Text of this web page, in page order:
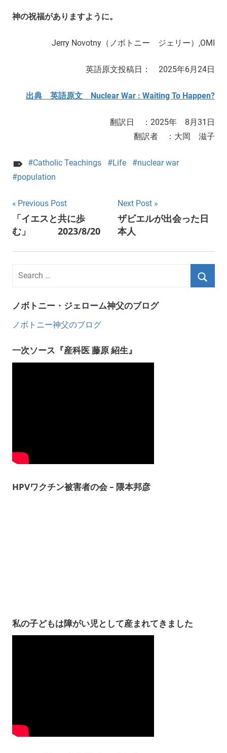
神の祝福がありますように。
Jerry Novotny（ノボトニー ジェリー）,OMI
英語原文投稿日： 2025年6月24日
出典 英語原文 Nuclear War : Waiting To Happen?
翻訳日 ：2025年 8月31日
翻訳者 ：大岡 滋子
Catholic Teachings Life
nuclear war
population
Post
navigation
Previous Post
「イエスと共に歩
む」 2023/8/20
Next Post
ザビエルが出会った日
本人
ノボトニー・ジェローム神父のブログ
ノボトニー神父のブログ
一次ソース『産科医 藤原 紹生』
HPVワクチン被害者の会 – 隈本邦彦
私の子どもは障がい児として産まれてきました